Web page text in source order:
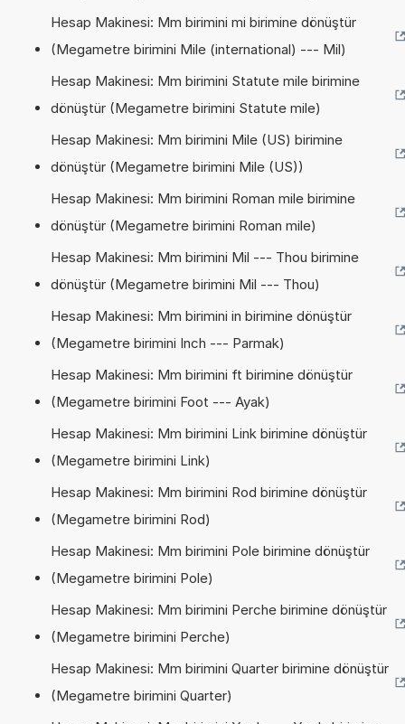
Hesap Makinesi: Mm birimini mi birimine dönüştür
(Megametre birimini Mile (international) --- Mil)
Hesap Makinesi: Mm birimini Statute mile birimine
dönüştür (Megametre birimini Statute mile)
Hesap Makinesi: Mm birimini Mile (US) birimine
dönüştür (Megametre birimini Mile (US))
Hesap Makinesi: Mm birimini Roman mile birimine
dönüştür (Megametre birimini Roman mile)
Hesap Makinesi: Mm birimini Mil --- Thou birimine
dönüştür (Megametre birimini Mil --- Thou)
Hesap Makinesi: Mm birimini in birimine dönüştür
(Megametre birimini Inch --- Parmak)
Hesap Makinesi: Mm birimini ft birimine dönüştür
(Megametre birimini Foot --- Ayak)
Hesap Makinesi: Mm birimini Link birimine dönüştür
(Megametre birimini Link)
Hesap Makinesi: Mm birimini Rod birimine dönüştür
(Megametre birimini Rod)
Hesap Makinesi: Mm birimini Pole birimine dönüştür
(Megametre birimini Pole)
Hesap Makinesi: Mm birimini Perche birimine dönüştür
(Megametre birimini Perche)
Hesap Makinesi: Mm birimini Quarter birimine dönüştür
(Megametre birimini Quarter)